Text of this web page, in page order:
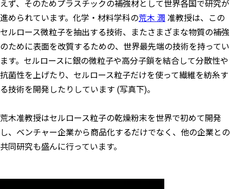
えず、そのためプラスチックの補強材として世界各国で研究が
進められています。化学・材料学科の荒木 潤 准教授は、この
セルロース微粒子を抽出する技術、またさまざまな物質の補強
のために表面を改質するための、世界最先端の技術を持ってい
ます。セルロースに銀の微粒子や高分子鎖を結合して分散性や
抗菌性を上げたり、セルロース粒子だけを使って繊維を紡糸す
る技術を開発したりしています (写真下)。
荒木准教授はセルロース粒子の乾燥粉末を世界で初めて開発
し、ベンチャー企業から商品化するだけでなく、他の企業との
共同研究も盛んに行っています。